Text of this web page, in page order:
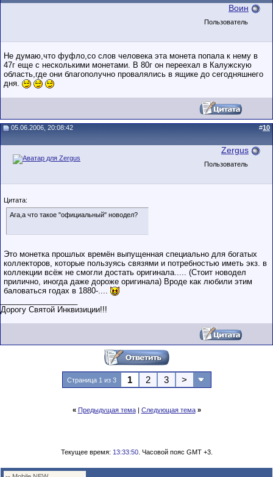
Воин
Пользователь
Не думаю,что фуфло,со слов человека эта монета попала к нему в
47г еще с несколькими монетами. В 80г он переехал в Калужскую
область,где они благополучно провалялись в ящике до сегодняшнего
дня.
05.06.2006, 20:08:42 #10
Zergus
Пользователь
Цитата:
Ага,а что такое "официальный" новодел?
Это монетка прошлых времён выпущенная специально для богатых
коллекторов, которые пользуясь связями и потребностью иметь экз. в
коллекции всёж не смогли достать оригинала..... (Стоит новодел
прилично, иногда даже дороже оригинала) Вроде как любили этим
баловаться годах в 1880-....
Дорогу Святой Инквизиции!!!
Страница 1 из 3 1 2 3 >
« Предыдущая тема| Следующая тема »
Текущее время: 13:33:50. Часовой пояс GMT +3.